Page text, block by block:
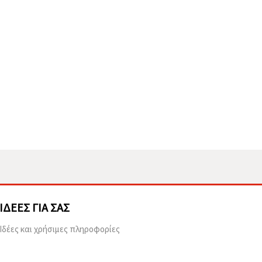
ΙΔΈΕΣ ΓΙΑ ΣΑΣ
Ιδέες και χρήσιμες πληροφορίες